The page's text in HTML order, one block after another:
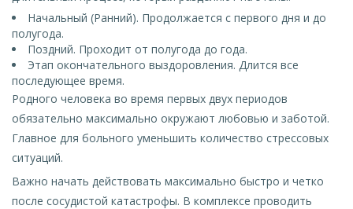
Начальный (Ранний). Продолжается с первого дня и до
полугода.
Поздний. Проходит от полугода до года.
Этап окончательного выздоровления. Длится все
последующее время.
Родного человека во время первых двух периодов
обязательно максимально окружают любовью и заботой.
Главное для больного уменьшить количество стрессовых
ситуаций.
Важно начать действовать максимально быстро и четко
после сосудистой катастрофы. В комплексе проводить